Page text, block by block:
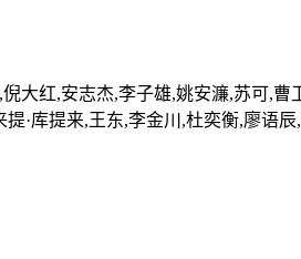
大红,安志杰,李子雄,姚安濂,苏可,
·库提来,王东,李金川,杜奕衡,廖语